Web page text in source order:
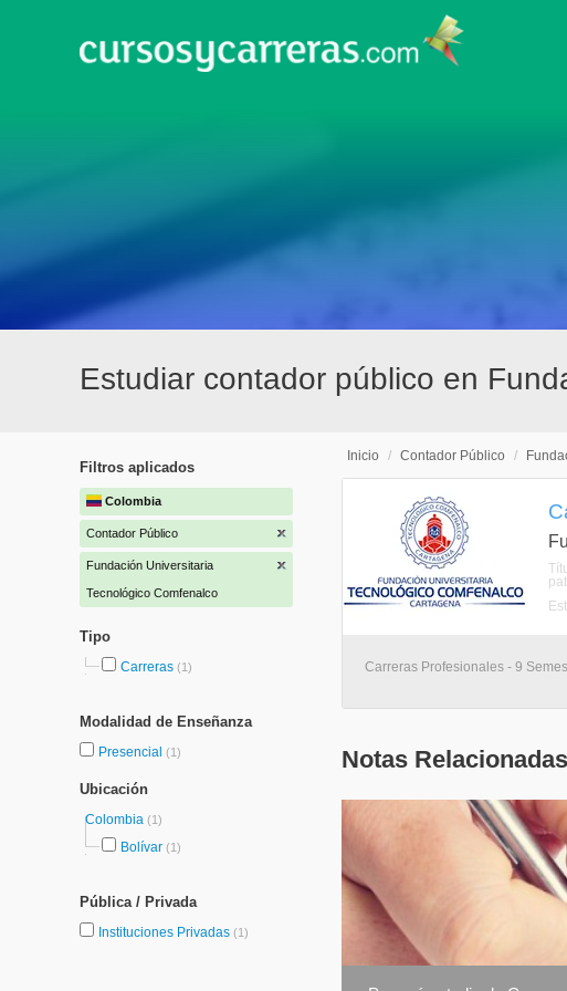
Estudiar contador público en
Filtros aplicados
Colombia
Contador Público
Fundación Universitaria
Tecnológico Comfenalco
Tipo
Carreras (1)
Modalidad de Enseñanza
Presencial (1)
Ubicación
Colombia (1)
Bolívar (1)
Pública / Privada
Instituciones Privadas (1)
Inicio / Contador Público /
Carreras Profesionales - 9
Notas Relacionadas